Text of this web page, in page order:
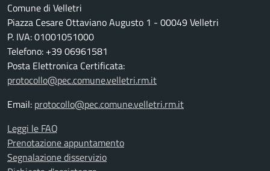
Comune di Velletri
Piazza Cesare Ottaviano Augusto 1 - 00049 Velletri
P. IVA: 01001051000
Telefono: +39 06961581
Posta Elettronica Certificata:
protocollo@pec.comune.velletri.rm.it
Email: protocollo@pec.comune.velletri.rm.it
Leggi le FAQ
Prenotazione appuntamento
Segnalazione disservizio